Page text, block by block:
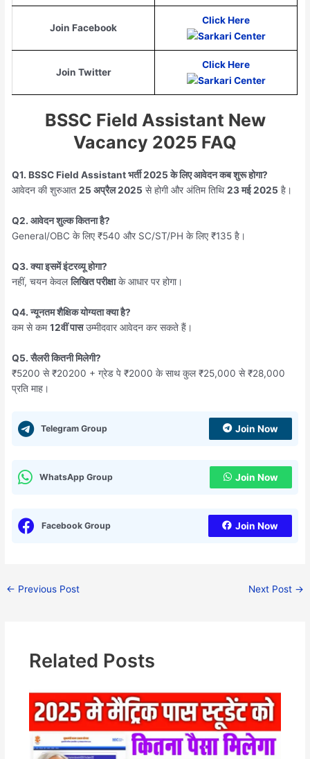
Join Facebook
Click Here
Join Twitter
Click Here
BSSC Field Assistant New
Vacancy 2025 FAQ
Q1. BSSC Field Assistant भर्ती 2025 के लिए आवेदन कब शुरू होगा?
आवेदन की शुरुआत25 अप्रैल 2025 से होगी और अंतिम तिथि23 मई 2025 है।
Q2. आवेदन शुल्क कितना है?
General/OBC के लिए ₹540 और SC/ST/PH के लिए ₹135 है।
Q3. क्या इसमें इंटरव्यू होगा?
नहीं, चयन केवललिखित परीक्षाके आधार पर होगा।
Q4. न्यूनतम शैक्षिक योग्यता क्या है?
कम से कम12वीं पासउम्मीदवार आवेदन कर सकते हैं।
Q5. सैलरी कितनी मिलेगी?
₹5200 से ₹20200 + ग्रेड पे ₹2000 के साथ कुल ₹25,000 से ₹28,000
प्रति माह।
Telegram Group Join Now
WhatsApp Group Join Now
Facebook Group Join Now
← Previous Post Next Post →
Related Posts